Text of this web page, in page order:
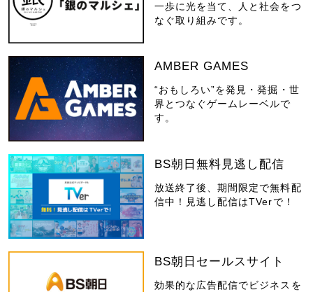
一歩に光を当て、人と社会をつ
なぐ取り組みです。
AMBER GAMES
“おもしろい”を発見・発掘・世
界とつなぐゲームレーベルで
す。
BS朝日無料見逃し配信
放送終了後、期間限定で無料配
信中！見逃し配信はTVerで！
BS朝日セールスサイト
効果的な広告配信でビジネスを